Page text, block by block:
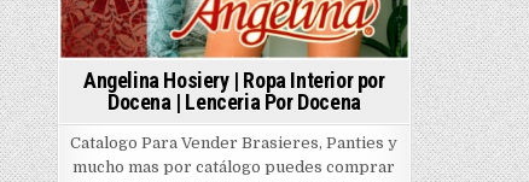
Angelina Hosiery | Ropa Interior por
Docena | Lenceria Por Docena
Catalogo Para Vender Brasieres, Panties y
mucho mas por catálogo puedes comprar